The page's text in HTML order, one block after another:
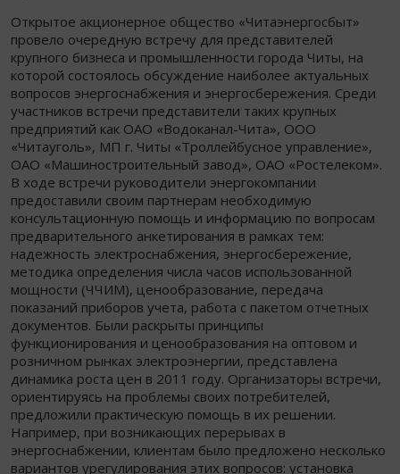
Открытое акционерное общество «Читаэнергосбыт»
провело очередную встречу для представителей
крупного бизнеса и промышленности города Читы, на
которой состоялось обсуждение наиболее актуальных
вопросов энергоснабжения и энергосбережения. Среди
участников встречи представители таких крупных
предприятий как ОАО «Водоканал-Чита», ООО
«Читауголь», МП г. Читы «Троллейбусное управление»,
ОАО «Машиностроительный завод», ОАО «Ростелеком».
В ходе встречи руководители энергокомпании
предоставили своим партнерам необходимую
консультационную помощь и информацию по вопросам
предварительного анкетирования в рамках тем:
надежность электроснабжения, энергосбережение,
методика определения числа часов использованной
мощности (ЧЧИМ), ценообразование, передача
показаний приборов учета, работа с пакетом отчетных
документов. Были раскрыты принципы
функционирования и ценообразования на оптовом и
розничном рынках электроэнергии, представлена
динамика роста цен в 2011 году. Организаторы встречи,
ориентируясь на проблемы своих потребителей,
предложили практическую помощь в их решении.
Например, при возникающих перерывах в
энергоснабжении, клиентам было предложено несколько
вариантов урегулирования этих вопросов: установка